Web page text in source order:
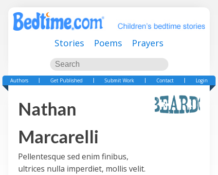
Stories Poems Prayers
Authors Get Published Submit Work Contact Login
Nathan
Marcarelli
Pellentesque sed enim finibus,
ultrices nulla imperdiet, mollis velit.